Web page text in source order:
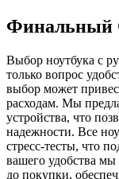
Финальный
Выбор ноутбука с
только вопрос
выбор может
расходам. Мы
устройства, что
надежности. Все
стресс-тесты, что
вашего удобства мы
до покупки,